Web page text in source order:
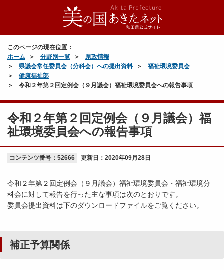
このページの現在位置：
ホーム
分野別一覧
県政情報
県議会常任委員会（分科会）への提出資料
福祉環境委員会
健康福祉部
令和２年第２回定例会（９月議会）福祉環境委員会への報告事項
令和２年第２回定例会（９月議会）福
祉環境委員会への報告事項
コンテンツ番号：52666 更新日： 2020年09月28日
令和２年第２回定例会（９月議会）福祉環境委員会・福祉環境分
科会に対して報告を行った主な事項は次のとおりです。
委員会提出資料は下のダウンロードファイルをご覧ください。
補正予算関係